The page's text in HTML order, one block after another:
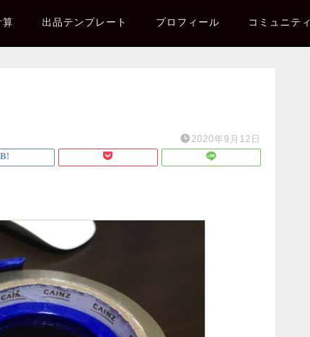
出品テンプレート プロフィール コミュニティ
2020年9月12日